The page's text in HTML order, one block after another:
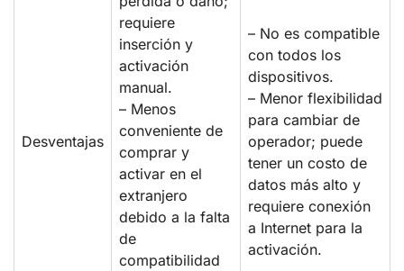
Desventajas
requiere
inserción y
activación
manual.
– Menos
conveniente de
comprar y
activar en el
extranjero
debido a la falta
de
compatibilidad
– No es compatible
con todos los
dispositivos.
– Menor flexibilidad
para cambiar de
operador; puede
tener un costo de
datos más alto y
requiere conexión
a Internet para la
activación.